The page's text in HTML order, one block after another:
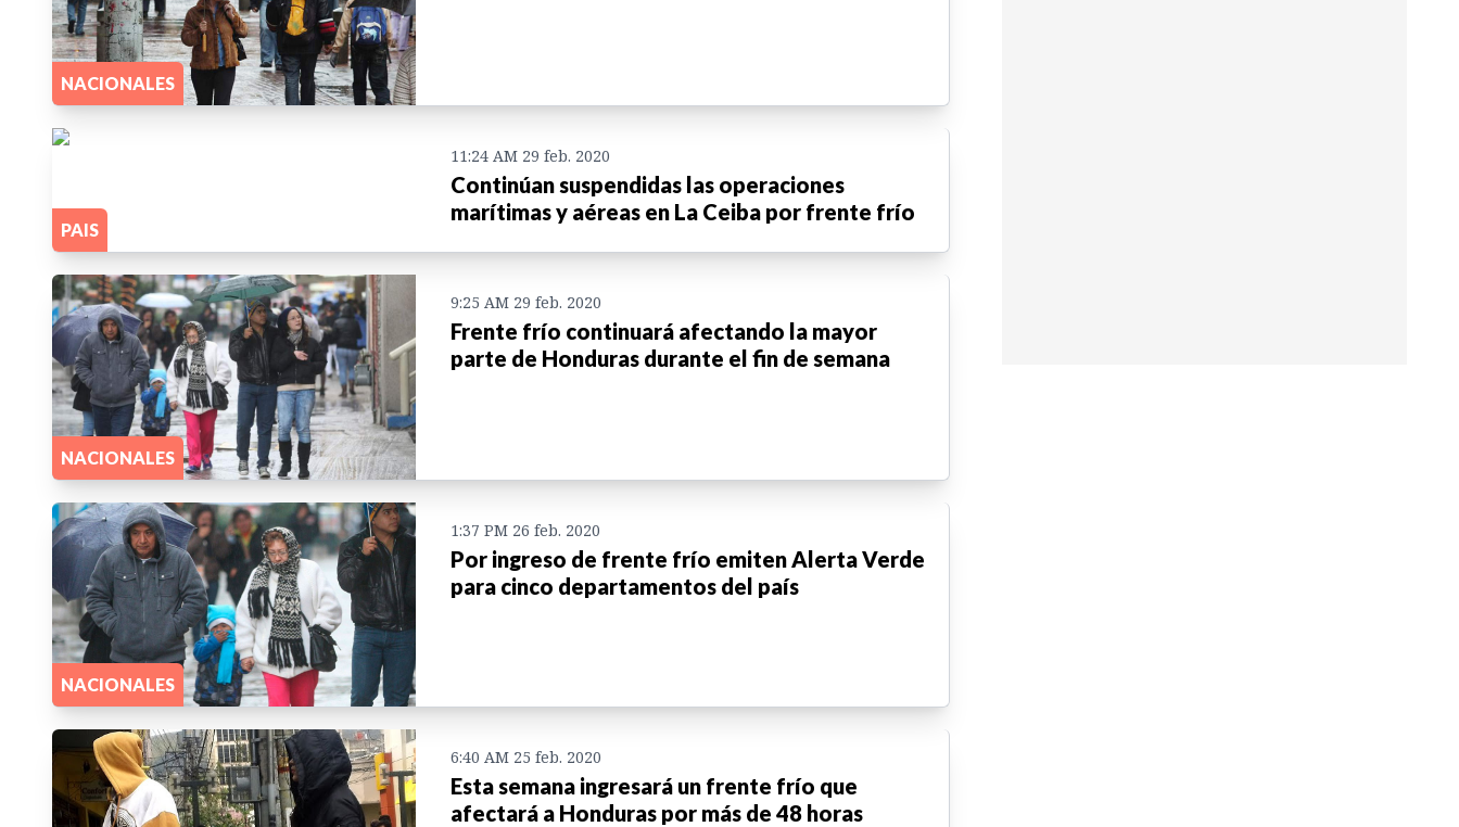
NACIONALES
PAIS
11:24 AM 29 feb. 2020
Continúan suspendidas las operaciones
marítimas y aéreas en La Ceiba por frente frío
NACIONALES
9:25 AM 29 feb. 2020
Frente frío continuará afectando la mayor
parte de Honduras durante el fin de semana
NACIONALES
1:37 PM 26 feb. 2020
Por ingreso de frente frío emiten Alerta Verde
para cinco departamentos del país
6:40 AM 25 feb. 2020
Esta semana ingresará un frente frío que
afectará a Honduras por más de 48 horas